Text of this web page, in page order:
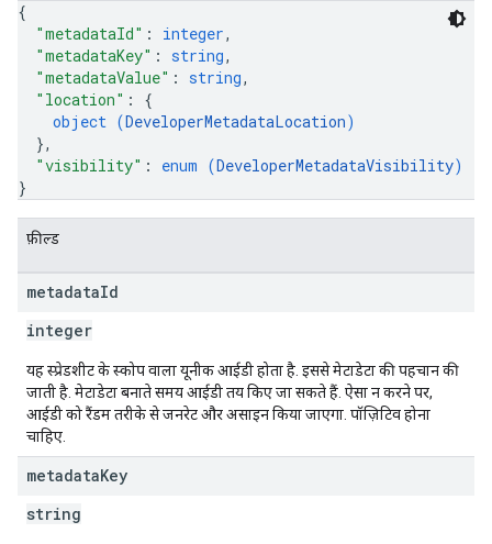
{
"metadataId" : integer,
"metadataKey" : string,
"metadataValue" : string,
"location" : {
object (DeveloperMetadataLocation)
},
"visibility" : enum (DeveloperMetadataVisibility)
}
फ़ील्ड
metadataId
integer
यह स्प्रेडशीट के स्कोप वाला यूनीक आईडी होता है. इससे मेटाडेटा की पहचान की
जाती है. मेटाडेटा बनाते समय आईडी तय किए जा सकते हैं. ऐसा न करने पर,
आईडी को रैंडम तरीके से जनरेट और असाइन किया जाएगा. पॉज़िटिव होना
चाहिए.
metadataKey
string